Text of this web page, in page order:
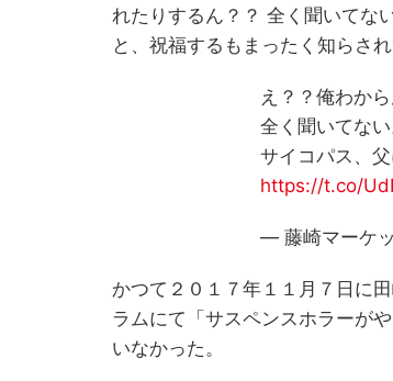
れたりするん？？ 全く聞いてな
と、祝福するもまったく知らさ
え？？俺わか
全く聞いてない
サイコパス、父
https://t.co/
— 藤崎マーケ
かつて２０１７年１１月７日に
ラムにて「サスペンスホラーが
いなかった。